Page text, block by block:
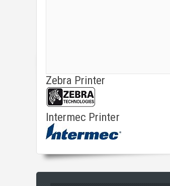
Zebra Printer
Intermec Printer